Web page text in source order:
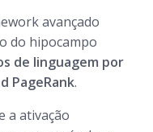
avançado
do hipocampo
de linguagem por
PageRank.
a ativação